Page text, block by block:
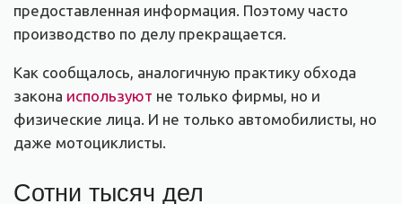
предоставленная информация. Поэтому часто
производство по делу прекращается.
Как сообщалось, аналогичную практику обхода
закона используют не только фирмы, но и
физические лица. И не только автомобилисты, но
даже мотоциклисты.
Сотни тысяч дел